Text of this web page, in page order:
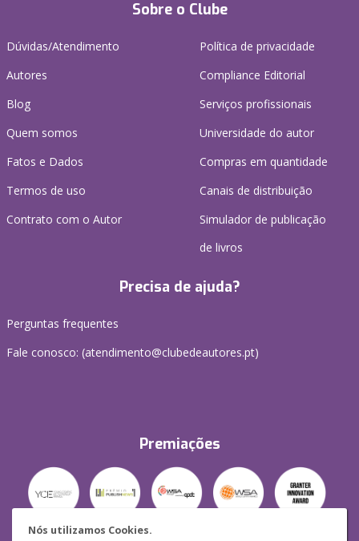
Nós utilizamos Cookies.
Sobre o Clube
Dúvidas/Atendimento
Autores
Blog
Quem somos
Fatos e Dados
Termos de uso
Contrato com o Autor
Política de privacidade
Compliance Editorial
Serviços profissionais
Universidade do autor
Compras em quantidade
Canais de distribuição
Simulador de publicação
de livros
Precisa de ajuda?
Perguntas frequentes
Fale conosco: (atendimento@clubedeautores.pt)
Premiações